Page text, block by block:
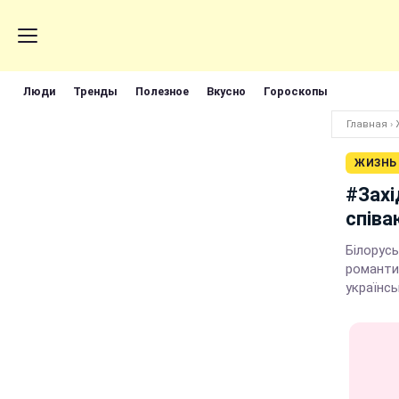
Люди Тренды Полезное Вкусно Гороскопы
Главная ›
ЖИЗНЬ